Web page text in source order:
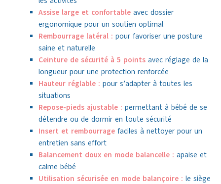
Assise large et confortableavec dossier
ergonomique pour un soutien optimal
Rembourrage latéral : pour favoriser une posture
saine et naturelle
Ceinture de sécurité à 5 pointsavec réglage de la
longueur pour une protection renforcée
Hauteur réglable : pour s’adapter à toutes les
situations
Repose-pieds ajustable : permettant à bébé de se
détendre ou de dormir en toute sécurité
Insert et rembourragefaciles à nettoyer pour un
entretien sans effort
Balancement doux en mode balancelle : apaise et
calme bébé
Utilisation sécurisée en mode balançoire : le siège